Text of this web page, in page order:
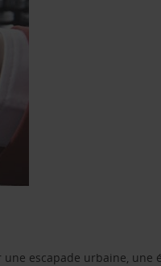
escapade urbaine, une